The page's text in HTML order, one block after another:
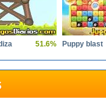
51.6% Puppy blast